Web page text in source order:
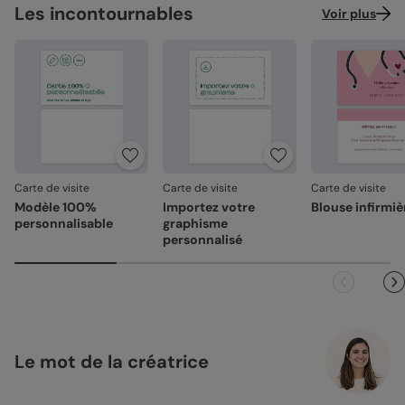
Les incontournables Voir plus
Carte de visite
Modèle 100%
personnalisable
Carte de visite
Importez votre
graphisme
personnalisé
Carte de visite
Blouse
Le mot de la créatrice